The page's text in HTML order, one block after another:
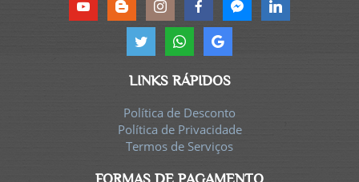
LINKS RÁPIDOS
Política de Desconto
Política de Privacidade
Termos de Serviços